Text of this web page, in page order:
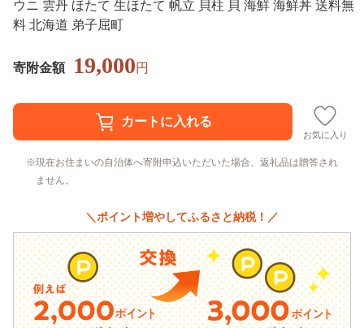
ウニ 雲丹 ほたて 生ほたて 帆立 貝柱 貝 海鮮 海鮮丼 送料無
料 北海道 弟子屈町
寄附金額 19,000円
お気に入り
現在お住まいの自治体へ寄附申込いただいた場合、返礼品は贈答され
ません。
＼ポイント増やしてふるさと納税！／